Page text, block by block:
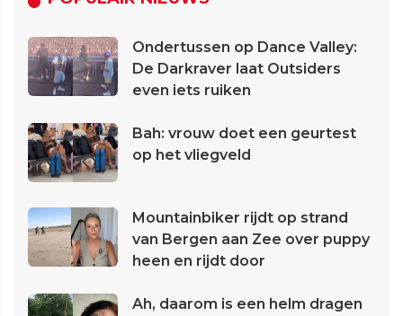
Ondertussen op Dance Valley:
De Darkraver laat Outsiders
even iets ruiken
Bah: vrouw doet een geurtest
op het vliegveld
Mountainbiker rijdt op strand
van Bergen aan Zee over puppy
heen en rijdt door
Ah, daarom is een helm dragen